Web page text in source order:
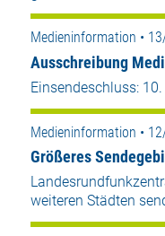
Medieninformation •
Ausschreibung
Einsendeschluss:
Medieninformation •
Größeres
weiteren Städten